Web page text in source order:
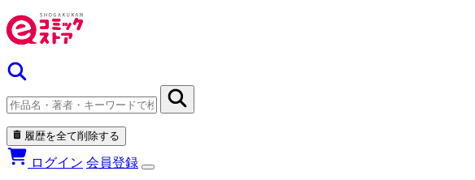
履歴を全て削除する
ログイン 会員登録